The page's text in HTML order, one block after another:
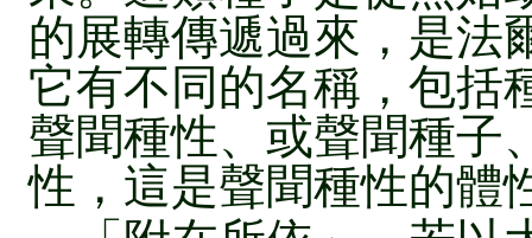
的展轉傳遞過來，是法
它有不同的名稱，包括
聲聞種性、或聲聞種子
性，這是聲聞種性的體